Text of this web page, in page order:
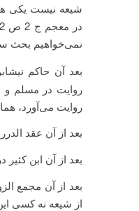
شیعه نیست یکی
نمی‌خواهیم بحث
بعد آن حاکم
روایت در مسلم و
روایت می‌آورد،
بعد از آن عقد
بعد از آن ابن کثیر در
از شیعه نه کسی